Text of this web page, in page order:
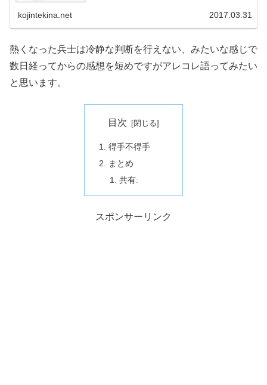
kojintekina.net 2017.03.31
熱くなった兵士は冷静な判断を行えない、みたいな感じで
数日経ってからの感想を短めですがアレコレ語ってみたい
と思います。
目次
得手不得手
まとめ
共有:
スポンサーリンク